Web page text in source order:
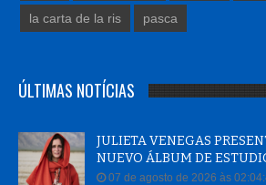
la carta de la ris pasca
ÚLTIMAS NOTÍCIAS
JULIETA VENEGAS
NUEVO ÁLBUM DE
07 de agosto de 2026 às